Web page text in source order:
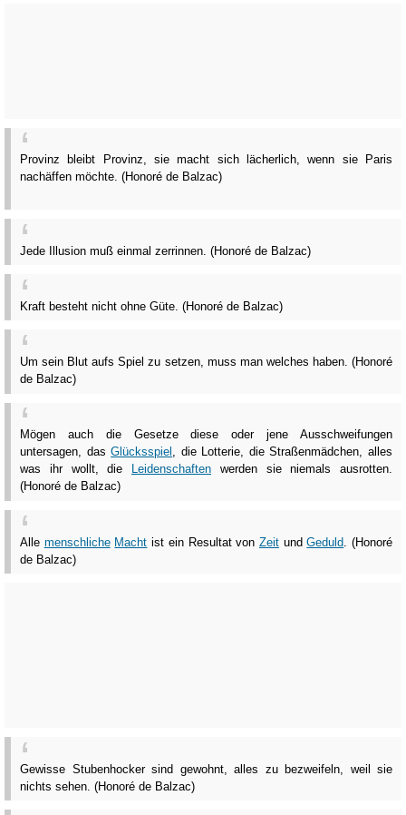
Provinz bleibt Provinz, sie macht sich lächerlich, wenn sie Paris
nachäffen möchte. (Honoré de Balzac)
Jede Illusion muß einmal zerrinnen. (Honoré de Balzac)
Kraft besteht nicht ohne Güte. (Honoré de Balzac)
Um sein Blut aufs Spiel zu setzen, muss man welches haben. (Honoré
de Balzac)
Mögen auch die Gesetze diese oder jene Ausschweifungen
untersagen, dasGlücksspiel , die Lotterie, die Straßenmädchen, alles
was ihr wollt, die
Leidenschaften werden sie niemals ausrotten.
(Honoré de Balzac)
Alle menschliche Macht ist ein Resultat von ZeitundGeduld . (Honoré
de Balzac)
Gewisse Stubenhocker sind gewohnt, alles zu bezweifeln, weil sie
nichts sehen. (Honoré de Balzac)